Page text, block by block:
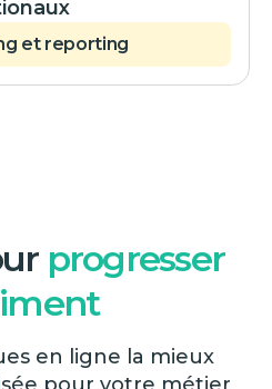
et reporting
progresser
en ligne la mieux